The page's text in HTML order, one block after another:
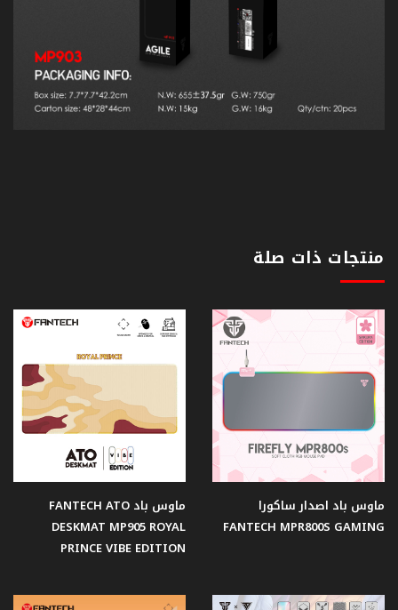
منتجات ذات صلة
ماوس باد اصدار ساكورا
FANTECH MPR800S GAMING
ماوس باد FANTECH ATO
DESKMAT MP905 ROYAL
PRINCE VIBE EDITION